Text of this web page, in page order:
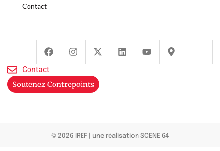
Contact
Contact
Soutenez Contrepoints
© 2026 IREF une réalisation SCENE 64